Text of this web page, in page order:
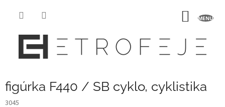
figúrka F440 / SB cyklo, cyklistika
3045